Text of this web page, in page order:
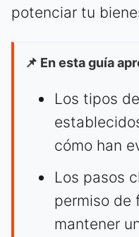
potenciar tu
📌 En esta guía
Los tipos
cómo han
Los pasos
permiso de
mantener